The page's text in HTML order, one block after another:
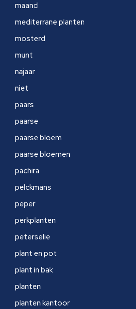
maand
mediterrane planten
mosterd
munt
najaar
niet
paars
paarse
paarse bloem
paarse bloemen
pachira
pelckmans
peper
perkplanten
peterselie
plant en pot
plant in bak
planten
planten kantoor